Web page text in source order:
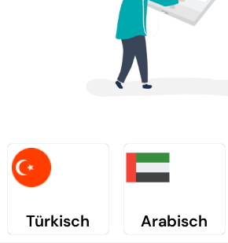
Türkisch Arabisch